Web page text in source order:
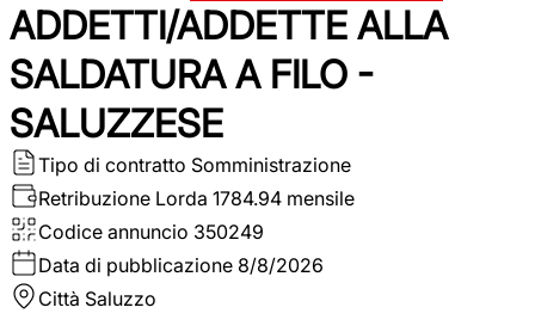
ADDETTI/ADDETTE ALLA
SALDATURA A FILO -
SALUZZESE
Tipo di contratto Somministrazione
Retribuzione Lorda 1784.94 mensile
Codice annuncio 350249
Data di pubblicazione 8/8/2026
Città Saluzzo